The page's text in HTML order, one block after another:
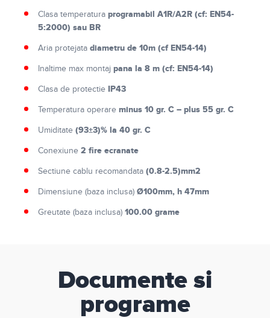
Clasa temperatura programabil A1R/A2R (cf: EN54-
5:2000) sau BR
Aria protejata diametru de 10m (cf EN54-14)
Inaltime max montaj pana la 8 m (cf: EN54-14)
Clasa de protectie IP43
Temperatura operare minus 10 gr. C – plus 55 gr. C
Umiditate (93±3)% la 40 gr. C
Conexiune 2 fire ecranate
Sectiune cablu recomandata (0.8-2.5)mm2
Dimensiune (baza inclusa) Ø100mm, h 47mm
Greutate (baza inclusa) 100.00 grame
Documente si
programe